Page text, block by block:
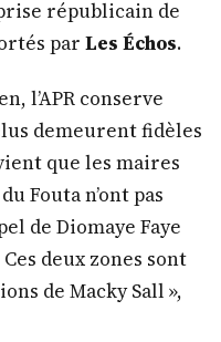
républicain de
par Les Échos.
l’APR conserve
demeurent fidèles
que les maires
Fouta n’ont pas
de Diomaye Faye
deux zones sont
de Macky Sall »,